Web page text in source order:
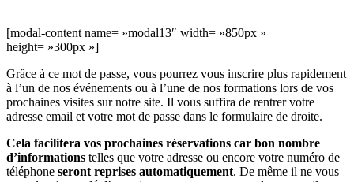
[modal-content name= »modal13″ width= »850px »
height= »300px »]
Grâce à ce mot de passe, vous pourrez vous inscrire plus rapidement
à l’un de nos événements ou à l’une de nos formations lors de vos
prochaines visites sur notre site. Il vous suffira de rentrer votre
adresse email et votre mot de passe dans le formulaire de droite.
Cela facilitera vos prochaines réservations car bon nombre
d’informations telles que votre adresse ou encore votre numéro de
téléphone seront reprises automatiquement. De même il ne vous